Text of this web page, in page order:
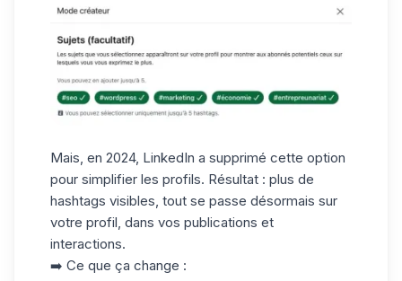
Mais, en 2024, LinkedIn a supprimé cette option
pour simplifier les profils. Résultat : plus de
hashtags visibles, tout se passe désormais sur
votre profil, dans vos publications et
interactions.
➡️ Ce que ça change :